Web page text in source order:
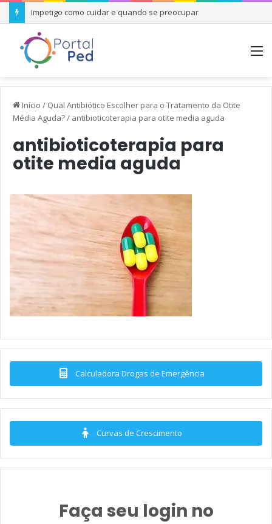
Impetigo como cuidar e quando se preocupar
Início / Qual Antibiótico Escolher para o Tratamento da Otite
Média Aguda?/ antibioticoterapia para otite media aguda
antibioticoterapia para
otite media aguda
Calculadora Drogas de Emergência
Curvas de Crescimento
Faça seu login no